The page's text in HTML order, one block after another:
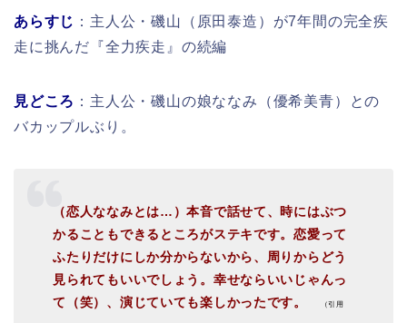
あらすじ ：主人公・磯山（原田泰造）が7年間の完全疾
走に挑んだ『全力疾走』の続編
見どころ ：主人公・磯山の娘ななみ（優希美青）との
バカップルぶり。
（恋人ななみとは…）本音で話せて、時にはぶつ
かることもできるところがステキです。恋愛って
ふたりだけにしか分からないから、周りからどう
見られてもいいでしょう。幸せならいいじゃんっ
て（笑）、演じていても楽しかったです。
（引用